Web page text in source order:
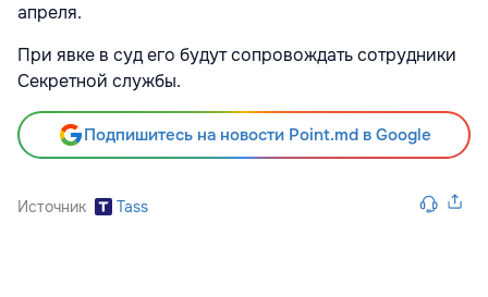
апреля.
При явке в суд его будут сопровождать сотрудники
Секретной службы.
Подпишитесь на новости Point.md в Google
Источник Tass